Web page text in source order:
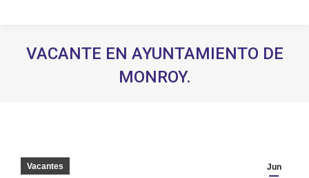
VACANTE EN AYUNTAMIENTO DE
MONROY.
Jun
Vacantes